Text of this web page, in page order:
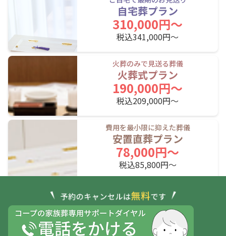
幌別駅
青葉駅 苫小牧駅
JR室蘭本線(苫小牧～岩見沢)
苫小牧駅 沼ノ端駅
遠浅駅
早来駅
栗沢駅
志文駅
JR根室本線(滝川～新得)
平岸駅
JR根室本線(新得～釧路)
芽室駅 大成駅 西帯広駅
自宅葬プラン
310,000円〜
税込341,000円〜
火葬のみで見送る葬儀
火葬式プラン
190,000円〜
税込209,000円〜
費用を最小限に抑えた葬儀
安置直葬プラン
78,000円〜
税込85,800円〜